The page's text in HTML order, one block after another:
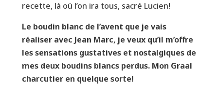
recette, là où l’on ira tous, sacré Lucien!
Le boudin blanc de l’avent que je vais
réaliser avec Jean Marc, je veux qu’il m’offre
les sensations gustatives et nostalgiques de
mes deux boudins blancs perdus. Mon Graal
charcutier en quelque sorte!